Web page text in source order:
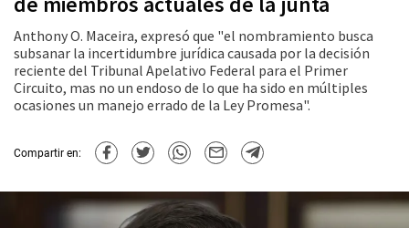
Anthony O. Maceira, expresó que "el nombramiento busca
subsanar la incertidumbre jurídica causada por la decisión
reciente del Tribunal Apelativo Federal para el Primer
Circuito, mas no un endoso de lo que ha sido en múltiples
ocasiones un manejo errado de la Ley Promesa".
Compartir en: